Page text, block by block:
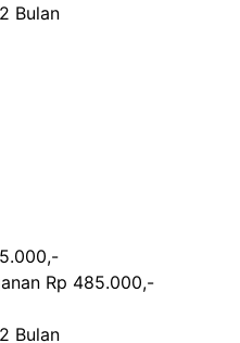
Bulan
Rp 485.000,-
Bulan